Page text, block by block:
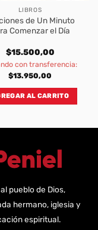
LIBROS
de Un Minuto
Comenzar el Día
$15.500,00
con transferencia:
$13.950,00
AL CARRITO
pueblo de Dios,
hermano, iglesia y
espiritual.